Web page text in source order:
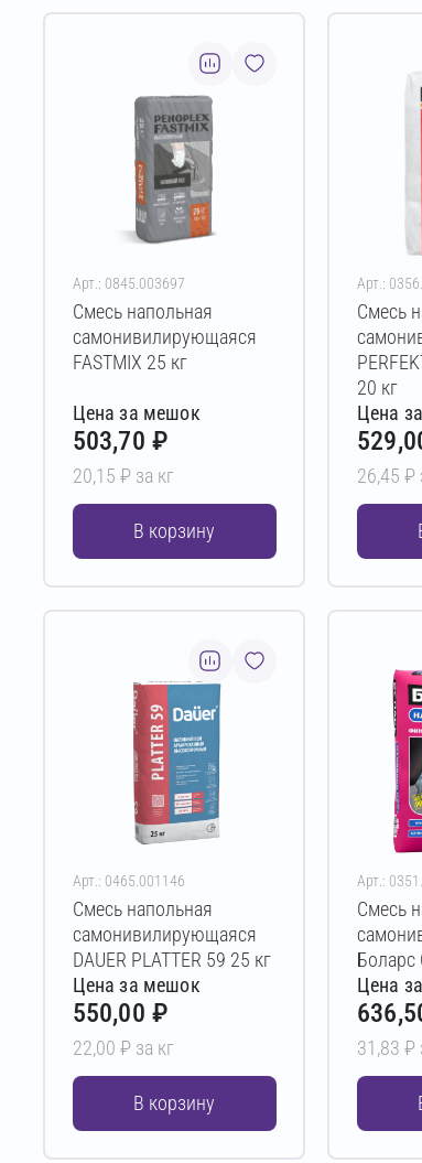
Арт.: 0845.003697
Смесь напольная
самонивилирующаяся
FASTMIX 25 кг
Цена за мешок
503,70 ₽
20,15 ₽ за кг
В корзину
Арт.:
Смесь
20 кг
Цена
26,45 ₽
Арт.: 0465.001146
Смесь напольная
самонивилирующаяся
DAUER PLATTER 59 25 кг
Цена за мешок
550,00 ₽
22,00 ₽ за кг
В корзину
Арт.:
Смесь
Боларс
Цена
31,83 ₽